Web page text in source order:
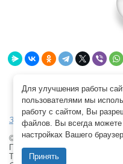
Для улучшения работы
пользователями мы
работу с сайтом, Вы
файлов. Вы всегда
настройках Вашего
Принять
Заказ создания сайтов, cms
©
ООО Алтер-Вест —
Почта: 125315, Москва,
Телефон:+79150693071